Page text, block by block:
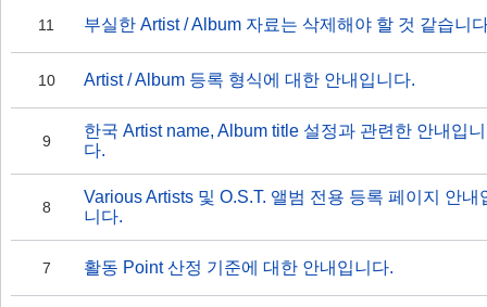
11 부실한 Artist / Album 자료는 삭제해야 할 것 같습니
10 Artist / Album 등록 형식에 대한 안내입니다.
9
한국 Artist name, Album title 설정과 관련한 안내입니
다.
8
Various Artists 및 O.S.T. 앨범 전용 등록 페이지 안내
니다.
7 활동 Point 산정 기준에 대한 안내입니다.